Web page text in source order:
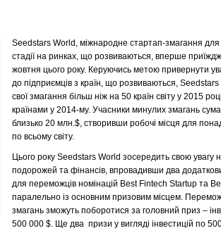
Seedstars World, міжнародне стартап-змагання для
стадії на ринках, що розвиваються, вперше
жовтня цього року. Керуючись метою привернути
до підприємців з країн, що розвиваються,
свої змагання більш ніж на 50 країн світу у 2015
країнами у 2014-му. Учасники минулих змагань
близько 20 млн.$, створивши робочі місця для
по всьому світу.
Цього року Seedstars World зосередить свою увагу
подорожей та фінансів, впровадивши два
для переможців номінацій Best Fintech Startup та
паралельно із основним призовим місцем.
змагань зможуть поборотися за головний приз –
500 000 $. Ще два призи у вигляді інвестицій по